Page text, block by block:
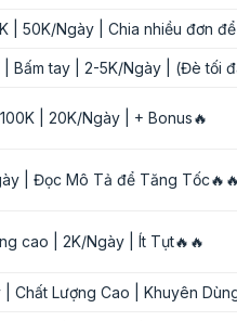
50K/Ngày | Chia nhiều đơn để
tay | 2-5K/Ngày | (Đè tối
| 20K/Ngày | + Bonus🔥
| Đọc Mô Tả để Tăng Tốc🔥🔥
cao | 2K/Ngày | Ít Tụt🔥🔥
Lượng Cao | Khuyên